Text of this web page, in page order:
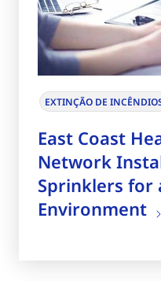
EXTINÇÃO DE
East Coast
Network
Sprinklers for
Environment